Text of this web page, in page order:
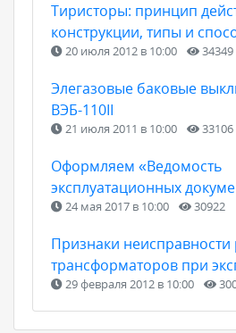
Тиристоры: принцип
конструкции, типы и
20 июля 2012 в 10:00 34349
Элегазовые баковые
ВЭБ-110II
21 июля 2011 в 10:00 33106
Оформляем «Ведомость
эксплуатационных
24 мая 2017 в 10:00 30922
Признаки
трансформаторов при
29 февраля 2012 в 10:00